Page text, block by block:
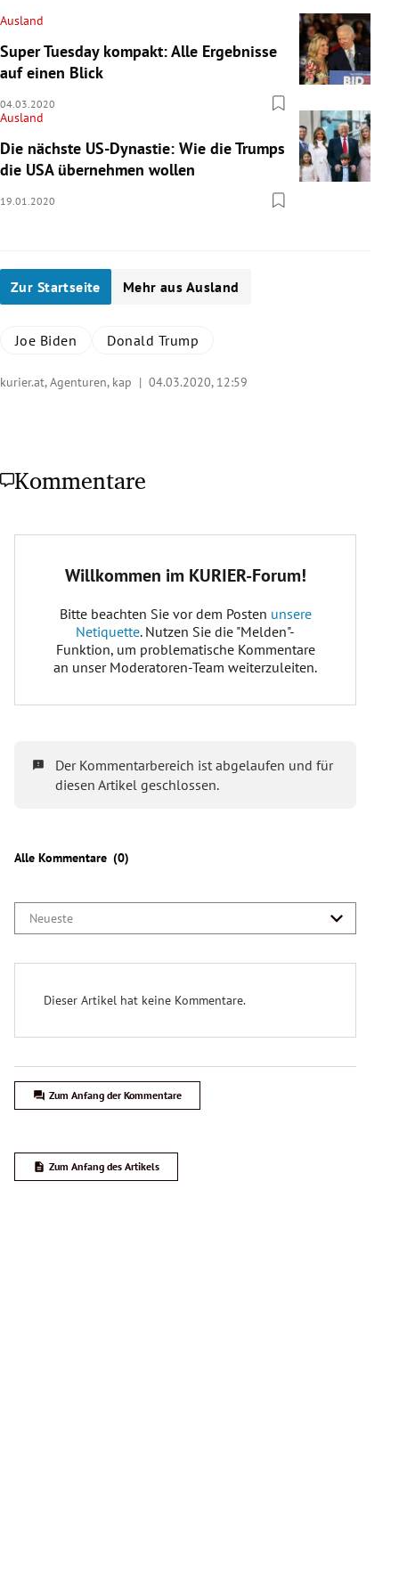
Ausland
Super Tuesday kompakt: Alle Ergebnisse
auf einen Blick
04.03.2020
Ausland
Die nächste US-Dynastie: Wie die Trumps
die USA übernehmen wollen
19.01.2020
Zur Startseite Mehr aus Ausland
Joe Biden Donald Trump
kurier.at, Agenturen, kap | 04.03.2020, 12:59
Kommentare